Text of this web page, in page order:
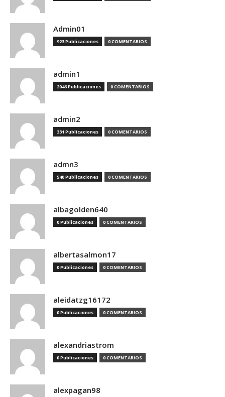
Admin01
923 Publicaciones 0 COMENTARIOS
admin1
2046 Publicaciones 0 COMENTARIOS
admin2
331 Publicaciones 0 COMENTARIOS
admn3
540 Publicaciones 0 COMENTARIOS
albagolden640
0 Publicaciones 0 COMENTARIOS
albertasalmon17
0 Publicaciones 0 COMENTARIOS
aleidatzg16172
0 Publicaciones 0 COMENTARIOS
alexandriastrom
0 Publicaciones 0 COMENTARIOS
alexpagan98